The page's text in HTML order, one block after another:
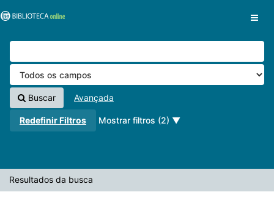
VuFind
Buscar Avançada
Redefinir Filtros Mostrar filtros (2)
Resultados da busca